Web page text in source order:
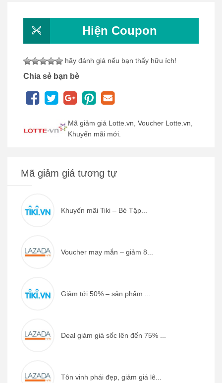
Hiện Coupon
hãy đánh giá nếu bạn thấy hữu ích!
Chia sẻ bạn bè
Mã giảm giá Lotte.vn, Voucher Lotte.vn,
Khuyến mãi mới.
Mã giảm giá tương tự
Khuyến mãi Tiki – Bé Tập...
Voucher may mắn – giảm 8...
Giảm tới 50% – sản phẩm ...
Deal giảm giá sốc lên đến 75% ...
Tôn vinh phái đẹp, giảm giá lê...